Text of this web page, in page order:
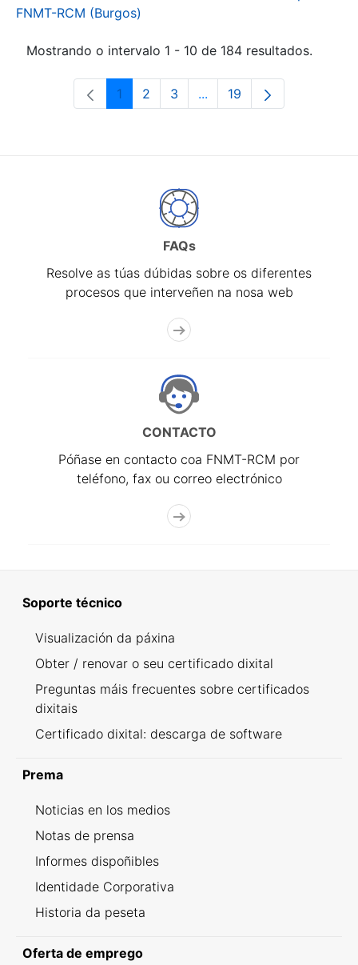
FNMT-RCM (Burgos)
Mostrando o intervalo 1 - 10 de 184 resultados.
Páxina
1 Páxina
2 Páxina
3 ...Páxinas intermedias Use
Páxina
19
FAQs
Resolve as túas dúbidas sobre os diferentes
procesos que interveñen na nosa web
CONTACTO
Póñase en contacto coa FNMT-RCM por
teléfono, fax ou correo electrónico
Soporte técnico
Visualización da páxina
Obter / renovar o seu certificado dixital
Preguntas máis frecuentes sobre certificados
dixitais
Certificado dixital: descarga de software
Prema
Noticias en los medios
Notas de prensa
Informes dispoñibles
Identidade Corporativa
Historia da peseta
Oferta de emprego